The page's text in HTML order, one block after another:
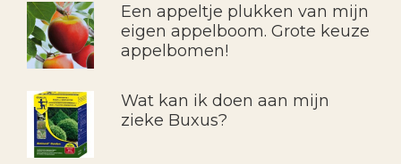
Een appeltje plukken van mijn
eigen appelboom. Grote keuze
appelbomen!
Wat kan ik doen aan mijn
zieke Buxus?